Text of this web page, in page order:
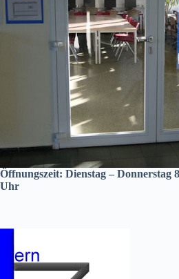
Öffnungszeit: Dienstag – Donnerstag
Uhr